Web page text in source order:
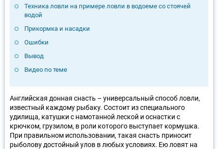
Техника ловли на примере ловли в водоеме со стоячей
водой
Прикормка и насадки
Ошибки
Вывод
Видео по теме
Английская донная снасть – универсальный способ ловли,
известный каждому рыбаку. Состоит из специального
удилища, катушки с намотанной леской и оснастки с
крючком, грузилом, в роли которого выступает кормушка.
При правильном использовании, такая снасть приносит
рыболову достойный улов в любых условиях. Ею ловят на